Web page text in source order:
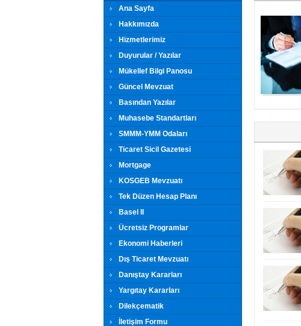
Ana Sayfa
Hakkımızda
Hizmetlerimiz
Duyurular / Yazılar
Mükellef Bilgi Panosu
Güncel Mevzuat
Basından Yazılar
Muhasebe Standartları
SMMM-YMM Odaları
Ticaret Sicil Gazetesi
Mortgage
KOSGEB Mevzuatı
Tek Düzen Hesap Planı
Basel II
Ücretsiz Programlar
Ekonomi Haberleri
Dış Ticaret Mevzuatı
Danıştay Kararları
Yargıtay Kararları
Dilekçematik
İletişim Formu